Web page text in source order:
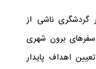
گردشگری ناشی از
سفرهای برون شهری
اهداف پایدار